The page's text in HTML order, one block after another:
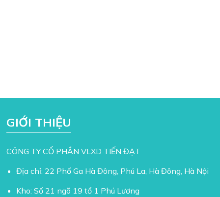
GIỚI THIỆU
CÔNG TY CỔ PHẦN VLXD TIẾN ĐẠT
Địa chỉ: 22 Phố Ga Hà Đông, Phú La, Hà Đông, Hà Nội
Kho: Số 21 ngõ 19 tổ 1 Phú Lương